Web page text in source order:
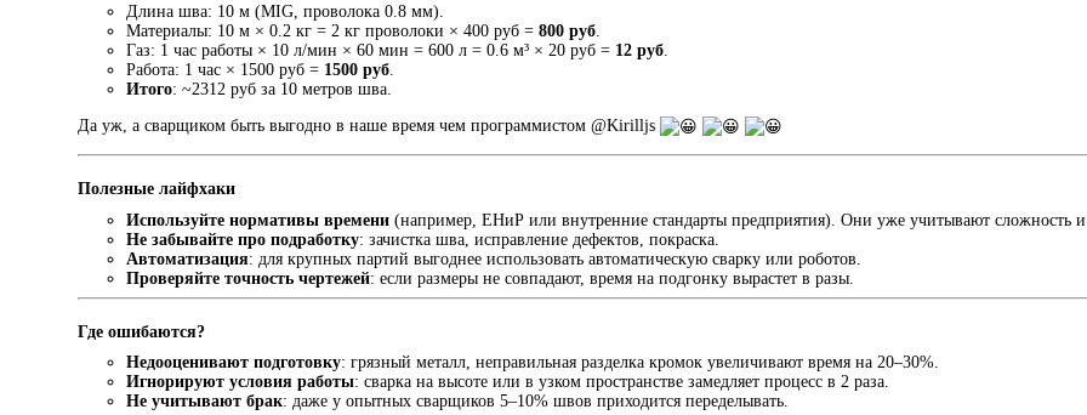
Длина шва: 10 м (MIG, проволока 0.8 мм).
Материалы: 10 м × 0.2 кг = 2 кг проволоки × 400 руб = 800 руб
Газ: 1 час работы × 10 л/мин × 60 мин = 600 л = 0.6 м³ × 20 руб = 12 руб
Работа: 1 час × 1500 руб = 1500 руб
Итого: ~2312 руб за 10 метров шва.
Да уж, а сварщиком быть выгодно в наше время чем программистом @Kirilljs
Полезные лайфхаки
Используйте нормативы времени (например, ЕНиР или внутренние стандарты предприятия). Они уже учитывают сложность и
Не забывайте про подработку: зачистка шва, исправление дефектов, покраска.
Автоматизация: для крупных партий выгоднее использовать автоматическую сварку или роботов.
Проверяйте точность чертежей: если размеры не совпадают, время на подгонку вырастет в разы.
Где ошибаются?
Недооценивают подготовку: грязный металл, неправильная разделка кромок увеличивают время на 20–30%.
Игнорируют условия работы: сварка на высоте или в узком пространстве замедляет процесс в 2 раза.
Не учитывают брак: даже у опытных сварщиков 5–10% швов приходится переделывать.